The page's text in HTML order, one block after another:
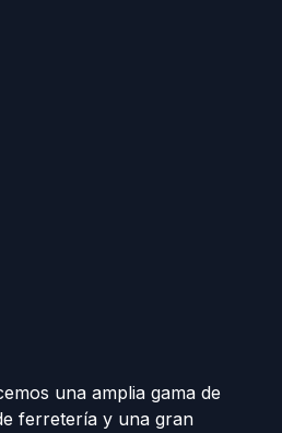
una amplia gama de
ferretería y una gran